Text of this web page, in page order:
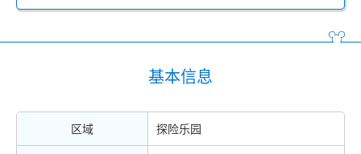
基本信息
区域 探险乐园